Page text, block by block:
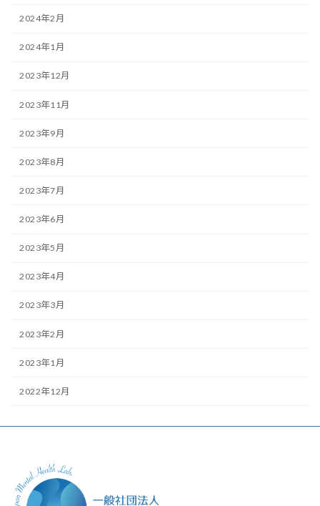
2024年2月
2024年1月
2023年12月
2023年11月
2023年9月
2023年8月
2023年7月
2023年6月
2023年5月
2023年4月
2023年3月
2023年2月
2023年1月
2022年12月